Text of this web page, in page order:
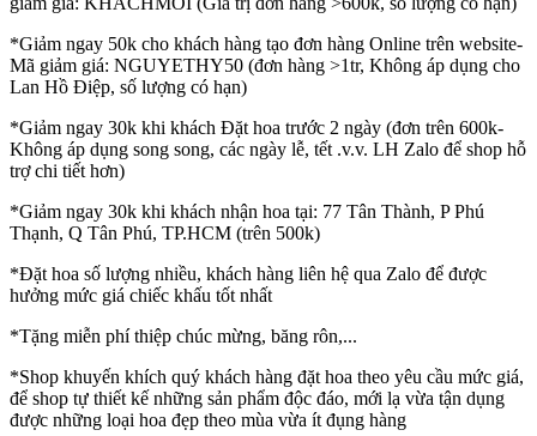
*Giảm ngay 50k cho khách hàng tạo đơn hàng Online trên website-
Mã giảm giá: NGUYETHY50 (đơn hàng >1tr, Không áp dụng cho
Lan Hồ Điệp, số lượng có hạn)
*Giảm ngay 30k khi khách Đặt hoa trước 2 ngày (đơn trên 600k-
Không áp dụng song song, các ngày lễ, tết .v.v. LH Zalo để shop hỗ
trợ chi tiết hơn)
*Giảm ngay 30k khi khách nhận hoa tại: 77 Tân Thành, P Phú
Thạnh, Q Tân Phú, TP.HCM (trên 500k)
*Đặt hoa số lượng nhiều, khách hàng liên hệ qua Zalo để được
hưởng mức giá chiếc khấu tốt nhất
*Tặng miễn phí thiệp chúc mừng, băng rôn,...
*Shop khuyến khích quý khách hàng đặt hoa theo yêu cầu mức giá,
để shop tự thiết kế những sản phẩm độc đáo, mới lạ vừa tận dụng
được những loại hoa đẹp theo mùa vừa ít đụng hàng